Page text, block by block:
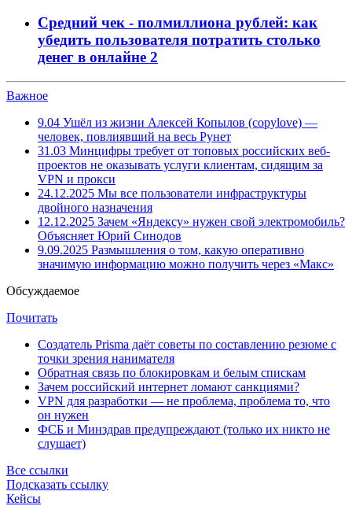
Средний чек - полмиллиона рублей: как
убедить пользователя потратить столько
денег в онлайне 2
Важное
9.04 Ушёл из жизни Алексей Копылов (copylove) —
человек, повлиявший на весь Рунет
31.03 Минцифры требует от топовых российских веб-
проектов не оказывать услуги клиентам, сидящим за
VPN и прокси
24.12.2025 Мы все пользователи инфраструктуры
двойного назначения
12.12.2025 Зачем «Яндексу» нужен свой электромобиль?
Объясняет Юрий Синодов
9.09.2025 Размышления о том, какую оперативно
значимую информацию можно получить через «Макс»
Обсуждаемое
Почитать
Создатель Prisma даёт советы по составлению резюме с
точки зрения нанимателя
Обратная связь по блокировкам и белым спискам
Зачем российский интернет ломают санкциями?
VPN для разработки — не проблема, проблема то, что
он нужен
ФСБ и Минздрав предупреждают (только их никто не
слушает)
Все ссылки
Подсказать ссылку
Кейсы